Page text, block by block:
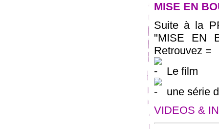
MISE EN
Suite à la
"MISE EN
Retrouvez =
Le film
une série
VIDEOS &